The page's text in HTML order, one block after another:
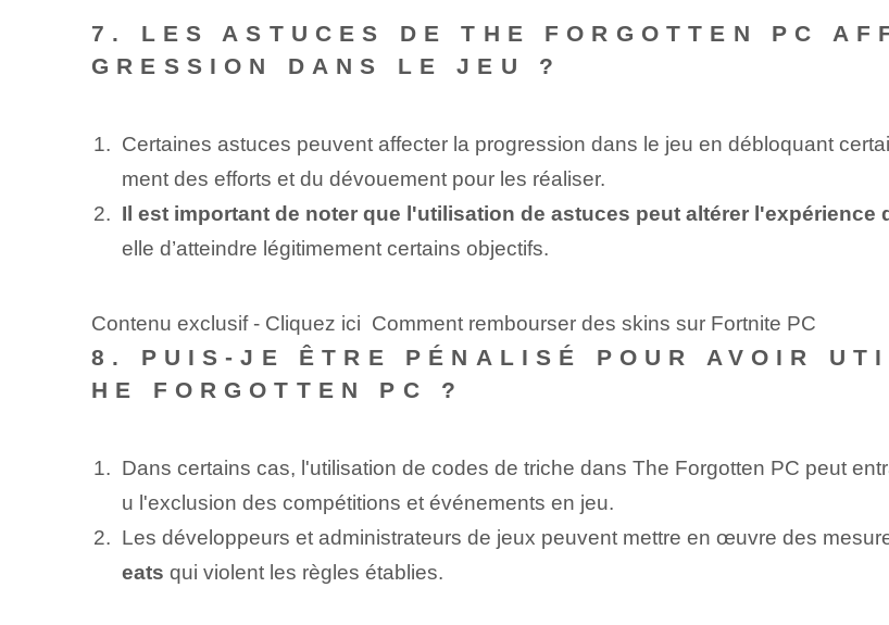
7. LES ASTUCES DE THE FORGOTTEN PC
GRESSION DANS LE JEU ?
Certaines astuces peuvent affecter la progression dans le jeu en débloquant
ment des efforts et du dévouement pour les réaliser.
Il est important de noter que l'utilisation de astuces peut altérer l'expérience
elle d’atteindre légitimement certains objectifs.
Contenu exclusif - Cliquez ici Comment rembourser des skins sur Fortnite PC
8. PUIS-JE ÊTRE PÉNALISÉ POUR AVOIR
HE FORGOTTEN PC ?
Dans certains cas, l'utilisation de codes de triche dans The Forgotten PC peut
u l'exclusion des compétitions et événements en jeu.
Les développeurs et administrateurs de jeux peuvent mettre en œuvre des
eats qui violent les règles établies.